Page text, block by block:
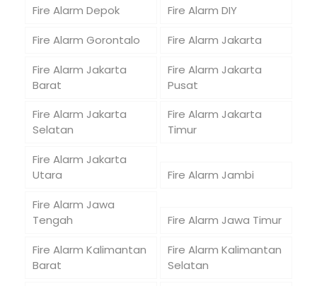
Fire Alarm Depok
Fire Alarm DIY
Fire Alarm Gorontalo
Fire Alarm Jakarta
Fire Alarm Jakarta
Barat
Fire Alarm Jakarta
Pusat
Fire Alarm Jakarta
Selatan
Fire Alarm Jakarta
Timur
Fire Alarm Jakarta
Utara
Fire Alarm Jambi
Fire Alarm Jawa
Tengah
Fire Alarm Jawa Timur
Fire Alarm Kalimantan
Barat
Fire Alarm Kalimantan
Selatan